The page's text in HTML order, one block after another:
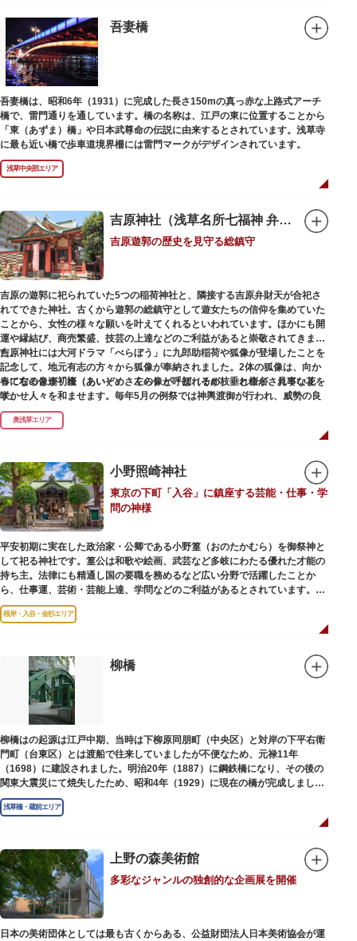
吾妻橋
吾妻橋は、昭和6年（1931）に完成した長さ150mの真っ赤な上路式アーチ
橋で、雷門通りを通しています。橋の名称は、江戸の東に位置することから
「東（あずま）橋」や日本武尊命の伝説に由来するとされています。浅草寺
に最も近い橋で歩車道境界柵には雷門マークがデザインされています。
浅草中央部エリア
吉原神社（浅草名所七福神 弁財天）
吉原遊郭の歴史を見守る総鎮守
吉原の遊郭に祀られていた5つの稲荷神社と、隣接する吉原弁財天が合祀さ
れてできた神社。古くから遊郭の総鎮守として遊女たちの信仰を集めていた
ことから、女性の様々な願いを叶えてくれるといわれています。ほかにも開
運や縁結び、商売繁盛、技芸の上達などのご利益があると崇敬されてきまし
た。
春になると逢初桜（あいぞめさくら）と呼ばれるが枝垂れ桜が、見事な花を
咲かせ人々を和ませます。毎年5月の例祭では神輿渡御が行われ、威勢の良
い掛け声とともに各町は活気にあふれます。
吉原弁財天は浅草名所七福神の一社・弁財天にあたり、七福神に関する授与
吉原神社には大河ドラマ「べらぼう」に九郎助稲荷や狐像が登場したことを
記念して、地元有志の方々から狐像が奉納されました。2体の狐像は、向か
って右の像が「逢（あい）」、左の像が「初（そめ）」と命名されていま
す。
奥浅草エリア
小野照崎神社
東京の下町「入谷」に鎮座する芸能・仕事・学
問の神様
平安初期に実在した政治家・公卿である小野篁（おのたかむら）を御祭神と
して祀る神社です。篁公は和歌や絵画、武芸など多岐にわたる優れた才能の
持ち主。法律にも精通し国の要職を務めるなど広い分野で活躍したことか
ら、仕事運、芸術・芸能上達、学問などのご利益があるとされています。
境内には、国の重要有形民俗文化財であるミニチュアの富士山「富士塚」
や、日本三大に数えられる「庚申塚」、昭和を代表する囲碁棋士・藤沢秀行
印は、うっとりするほど美しいデザインで人気を博しています。
江戸後期には、学問の神様である菅原道真公も回向院より遷され、境内にあ
る末社を含めて15柱もの神様が祀られています。俳優の渥美清が願をかけた
神社としても知られ、映画「男はつらいよ」で寅さんが首にかけているお守
りは、ここ小野照崎神社のものです。
根岸・入谷・金杉エリア
柳橋
柳橋はの起源は江戸中期、当時は下柳原同朋町（中央区）と対岸の下平右衛
門町（台東区）とは渡船で往来していましたが不便なため、元禄11年
（1698）に建設されました。明治20年（1887）に鋼鉄橋になり、その後の
関東大震災にて焼失したため、昭和4年（1929）に現在の橋が完成しまし
た。
浅草橋・蔵前エリア
上野の森美術館
多彩なジャンルの独創的な企画展を開催
日本の美術団体としては最も古くからある、公益財団法人日本美術協会が運